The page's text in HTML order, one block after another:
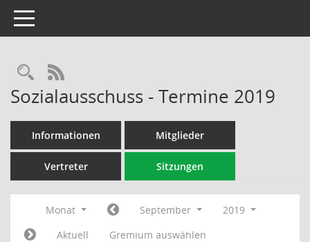
Toggle navigation
Rechercheauswahl
RSS-Feed
Sozialausschuss - Termine 2019
Informationen Mitglieder
Vertreter Sitzungen
Monat September
2019
Aktuell
Gremium auswählen